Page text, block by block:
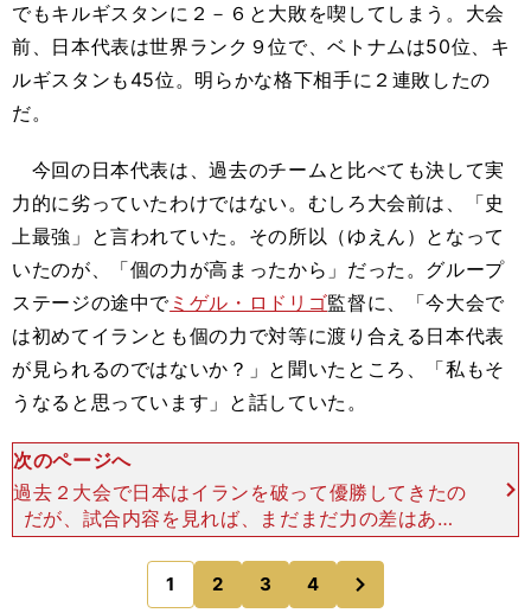
でもキルギスタンに２－６と大敗を喫してしまう。大会
前、日本代表は世界ランク９位で、ベトナムは50位、キ
ルギスタンも45位。明らかな格下相手に２連敗したの
だ。
今回の日本代表は、過去のチームと比べても決して実
力的に劣っていたわけではない。むしろ大会前は、「史
上最強」と言われていた。その所以（ゆえん）となって
いたのが、「個の力が高まったから」だった。グループ
ステージの途中で ミゲル・ロドリゴ監督に、「今大会で
は初めてイランとも個の力で対等に渡り合える日本代表
が見られるのではないか？」と聞いたところ、「私もそ
うなると思っています」と話していた。
次のページへ
過去２大会で日本はイランを破って優勝してきたの
だが、試合内容を見れば、まだまだ力の差はあっ
た。粘り強くイランの攻撃をしのぎ、ワンチャンス
を確実にモノにする。そうした勝ち方で、アジア王
者の座に就いていた
1 2 3 4
のページへ